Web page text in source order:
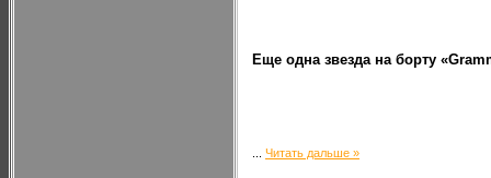
Еще одна звезда на борту
Читать дальше »